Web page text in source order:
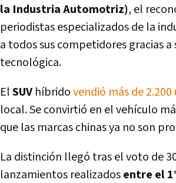
la Industria Automotriz), el
periodistas especializados de la
a todos sus competidores gracias
tecnológica.
ElSUVhíbridovendió más de
local. Se convirtió en el vehículo
que las marcas chinas ya no son
La distinción llegó tras el voto de
lanzamientos realizadosentre el